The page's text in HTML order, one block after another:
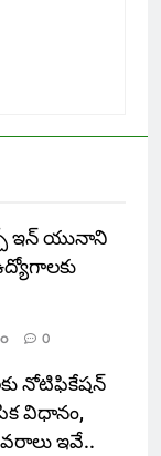
ఇన్ యునాని
0
నోటిఫికేషన్
విధానం,
ఇవే..